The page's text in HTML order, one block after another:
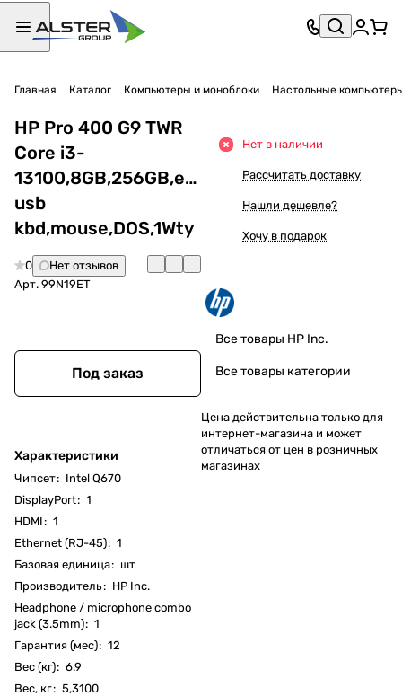
Главная Каталог Компьютеры и моноблоки Настольные
HP Pro 400 G9 TWR
Core i3-
13100,8GB,256GB,eng
usb
kbd,mouse,DOS,1Wty
0
Нет отзывов
Арт. 99N19ET
Под заказ
Характеристики
Чипсет: Intel Q670
DisplayPort: 1
HDMI: 1
Ethernet (RJ-45): 1
Базовая единица: шт
Производитель: HP Inc.
Headphone / microphone combo
jack (3.5mm): 1
Гарантия (мес): 12
Вес (кг): 6.9
Вес, кг: 5,3100
Нет в наличии
Рассчитать доставку
Нашли дешевле?
Хочу в подарок
Все товары HP Inc.
Все товары категории
Цена действительна только для
интернет-магазина и может
отличаться от цен в розничных
магазинах